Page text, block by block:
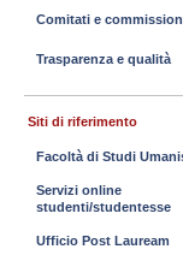
Comitati e
Trasparenza e qualità
Siti di riferimento
Facoltà di Studi
Servizi online
studenti/studentesse
Ufficio Post Lauream